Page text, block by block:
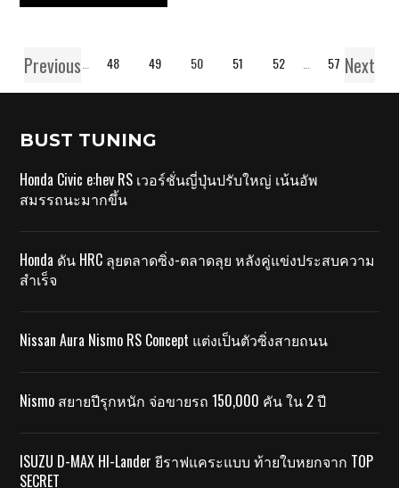
Previous
1 … 48 49 50 51 52 … 57 Next
BUST TUNING
Honda Civic e:hev RS เวอร์ชั่นญี่ปุ่นปรับใหญ่ เน้นอัพ
สมรรถนะมากขึ้น
Honda ดัน HRC ลุยตลาดซิ่ง-ตลาดลุย หลังคู่แข่งประสบความ
สำเร็จ
Nissan Aura Nismo RS Concept แต่งเป็นตัวซิ่งสายถนน
Nismo สยายปีรุกหนัก จ่อขายรถ 150,000 คัน ใน 2 ปี
ISUZU D-MAX HI-Lander ยีราฟแคระแบบ ท้ายใบหยกจาก TOP
SECRET